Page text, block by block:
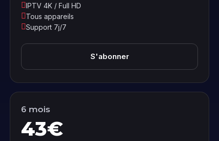
IPTV 4K / Full HD
Tous appareils
Support 7j/7
S'abonner
6 mois
43€